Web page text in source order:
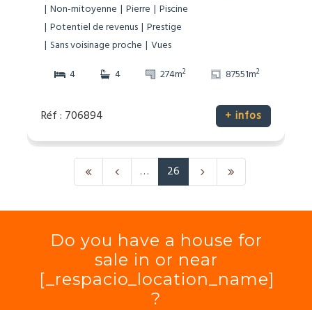
Non-mitoyenne
Pierre
Piscine
Potentiel de revenus Prestige
Sans voisinage proche
Vues
4
4 274m2 87551m2
Réf : 706894 + infos
… 26
Do you have a house for
sale in or near
[_respacio_location_name]
?